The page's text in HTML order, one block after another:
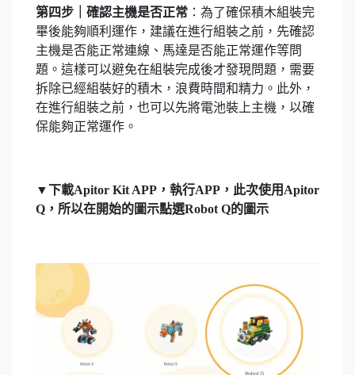
第四步｜確認主機是否正常 ：為了確保積木組裝完
畢後能夠順利運作，建議在進行組裝之前，先確認
主機是否能正常連線、馬達是否能正常運作等問
題。這樣可以避免在組裝完成後才發現問題，需要
拆除已經組裝好的積木，浪費時間和精力。此外，
在進行組裝之前，也可以先將電池裝上主機，以確
保能夠正常運作。
▼下載Apitor Kit APP，執行APP，此次使用Apitor
Q，所以在開始的圖示點選Robot Q的圖示